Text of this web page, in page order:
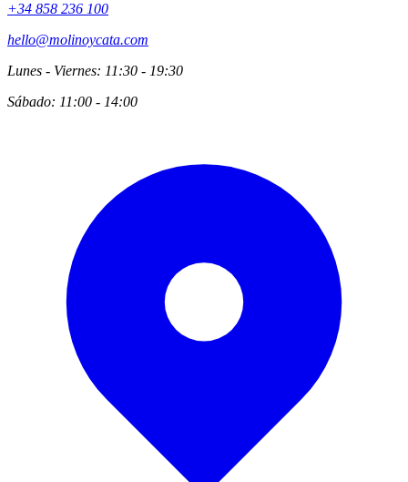
+34 858 236 100
hello@molinoycata.com
Lunes - Viernes: 11:30 - 19:30
Sábado: 11:00 - 14:00